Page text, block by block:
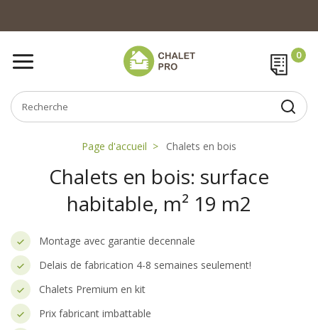
Page d'accueil Chalets en bois
Chalets en bois: surface
habitable, m² 19 m2
Montage avec garantie decennale
Delais de fabrication 4-8 semaines seulement!
Chalets Premium en kit
Prix fabricant imbattable